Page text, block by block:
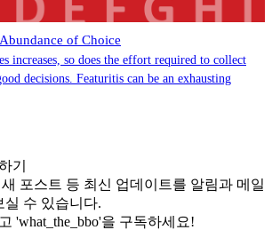
of Choice
increases, so does the effort required to collect
decisions. Featuritis can be an exhausting
기
포스트 등 최신 업데이트를 알림과 메일
실 수 있습니다.
'what_the_bbo'을 구독하세요!